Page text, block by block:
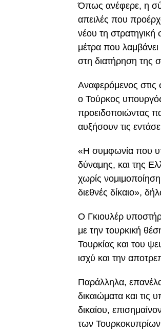
Όπως ανέφερε, η
απειλές που
νέου τη στρατηγική
μέτρα που
στη διατήρηση της
Αναφερόμενος στις
ο Τούρκος υπουργός
προειδοποιώντας
αυξήσουν τις
«Η συμφωνία που
δύναμης, και της
χωρίς
διεθνές δίκαιο»,
Ο Γκιουλέρ
με την τουρκική
Τουρκίας και του
ισχύ και την
Παράλληλα,
δικαιώματα και τις
δικαίου,
των